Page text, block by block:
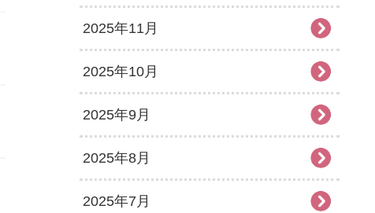
2025年11月
2025年10月
2025年9月
2025年8月
2025年7月